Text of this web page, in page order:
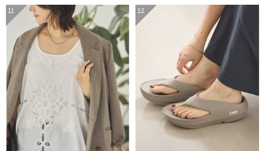
11 12